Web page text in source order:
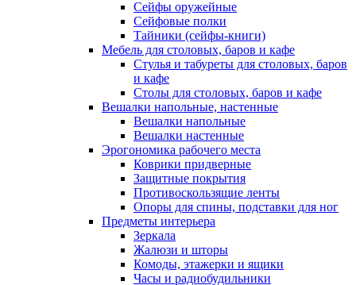
Сейфы оружейные
Сейфовые полки
Тайники (сейфы-книги)
Мебель для столовых, баров и кафе
Стулья и табуреты для столовых, баров
и кафе
Столы для столовых, баров и кафе
Вешалки напольные, настенные
Вешалки напольные
Вешалки настенные
Эрогономика рабочего места
Коврики придверные
Защитные покрытия
Противоскользящие ленты
Опоры для спины, подставки для ног
Предметы интерьера
Зеркала
Жалюзи и шторы
Комоды, этажерки и ящики
Часы и радиобудильники